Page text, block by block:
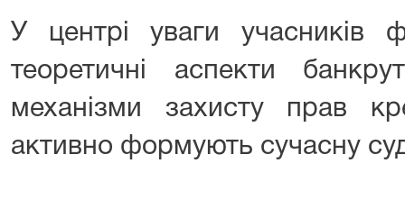
У центрі уваги
теоретичні аспекти
механізми захисту прав
активно формують сучасну